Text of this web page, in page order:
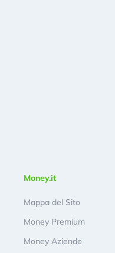
Money.it
Mappa del Sito
Money Premium
Money Aziende